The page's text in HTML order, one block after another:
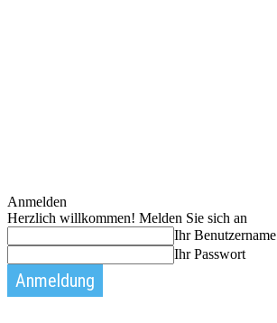
Anmelden
Herzlich willkommen! Melden Sie sich an
Ihr Benutzername
Ihr Passwort